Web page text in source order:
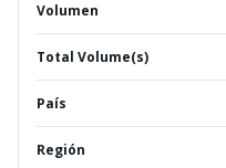
Volumen
Total Volume(s)
País
Región